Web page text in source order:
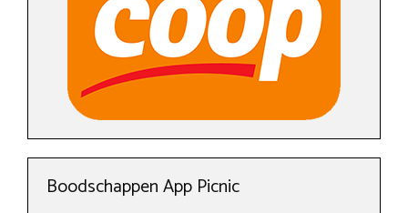
Boodschappen App Picnic